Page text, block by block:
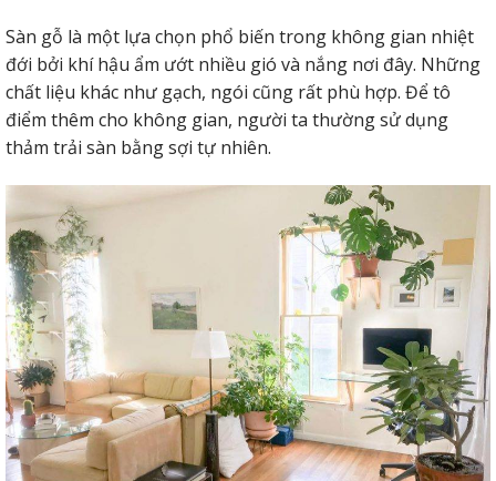
Sàn gỗ là một lựa chọn phổ biến trong không gian nhiệt
đới bởi khí hậu ẩm ướt nhiều gió và nắng nơi đây. Những
chất liệu khác như gạch, ngói cũng rất phù hợp. Để tô
điểm thêm cho không gian, người ta thường sử dụng
thảm trải sàn bằng sợi tự nhiên.